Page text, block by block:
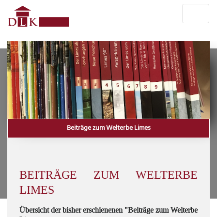
Beiträge zum Welterbe Limes
BEITRÄGE ZUM WELTERBE
LIMES
Übersicht der bisher erschienenen "Beiträge zum Welterbe